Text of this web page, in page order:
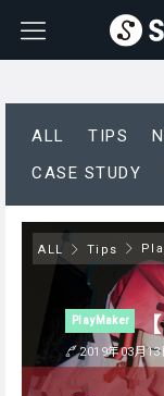
ALL TIPS
CASE STUDY
ALL Tips
PlayMaker
2019年03月